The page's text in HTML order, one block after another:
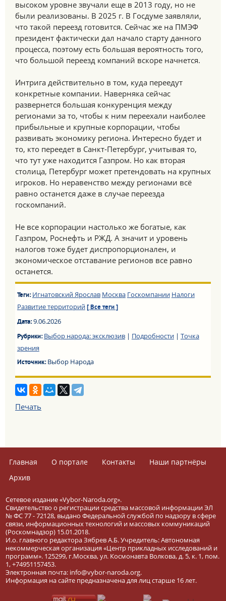
высоком уровне звучали еще в 2013 году, но не
были реализованы. В 2025 г. В Госдуме заявляли,
что такой переезд готовится. Сейчас же на ПМЭФ
президент фактически дал начало старту данного
процесса, поэтому есть большая вероятность того,
что большой переезд компаний вскоре начнется.
Интрига действительно в том, куда переедут
конкретные компании. Наверняка сейчас
развернется большая конкуренция между
регионами за то, чтобы к ним переехали наиболее
прибыльные и крупные корпорации, чтобы
развивать экономику региона. Интересно будет и
то, кто переедет в Санкт-Петербург, учитывая то,
что тут уже находится Газпром. Но как вторая
столица, Петербург может претендовать на крупных
игроков. Но неравенство между регионами всё
равно останется даже в случае переезда
госкомпаний.
Не все корпорации настолько же богатые, как
Газпром, Роснефть и РЖД. А значит и уровень
налогов тоже будет диспропорционален, и
экономическое отставание регионов все равно
останется.
Теги: Игнатовский Ярослав Москва Госкомпании Налоги
Развитие территорий [ Все теги ]
Дата:9.06.2026
Рубрики:Выбор народа: эксклюзив| Подробности| Точка
зрения
Источник:Выбор Народа
Печать
Главная О портале Контакты
Наши партнёры
Архив
Сетевое издание «Vybor-Naroda.org».
Свидетельство о регистрации средства массовой информации ЭЛ
№ ФС 77 - 72128, выдано Федеральной службой по надзору в сфере
связи, информационных технологий и массовых коммуникаций
(Роскомнадзор) 15.01.2018.
И.о. главного редактора Зябрев А.Б. Учредитель: Автономная
некоммерческая организация «Центр прикладных исследований и
программ». 125299, г.Москва, ул. Космонавта Волкова, д. 5, к. 1, пом.
1, +74951157453.
Электронная почта: info@vybor-naroda.org.
Информация на сайте предназначена для лиц старше 16 лет.